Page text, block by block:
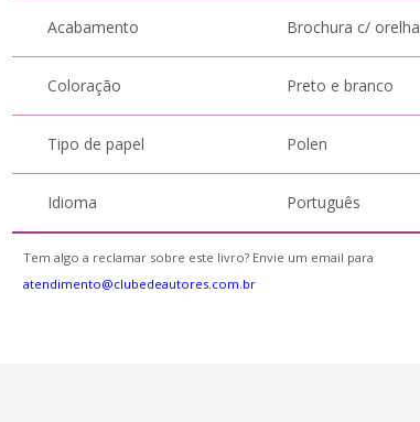
Acabamento Brochura c/ orelha
Coloração Preto e branco
Tipo de papel Polen
Idioma Português
Tem algo a reclamar sobre este livro? Envie um email para
atendimento@clubedeautores.com.br